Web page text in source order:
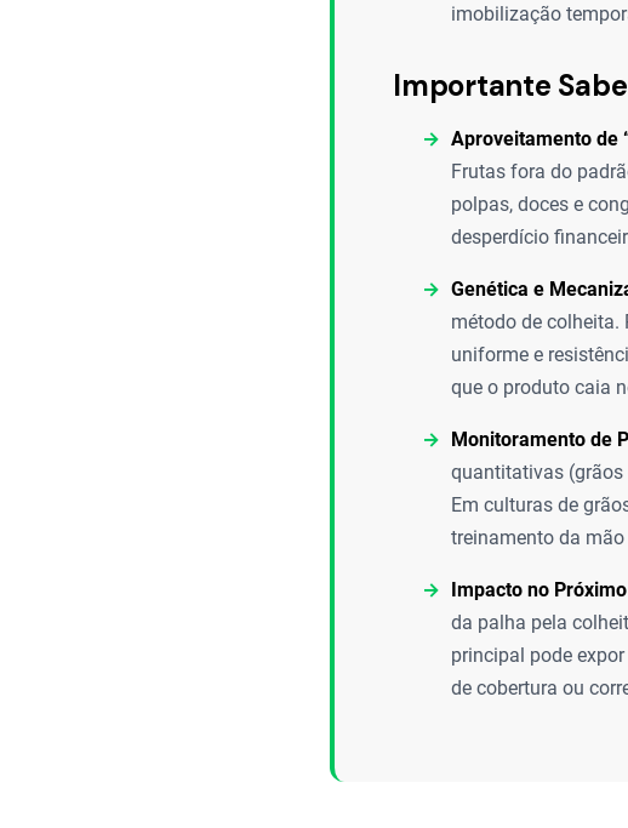
imobilização
Importante
Aproveitamento de
Frutas fora do
polpas, doces e
desperdício
Genética e
método de colheita.
uniforme e
que o produto caia
Monitoramento de
quantitativas
Em culturas de
treinamento da
Impacto no
da palha pela
principal pode
de cobertura ou